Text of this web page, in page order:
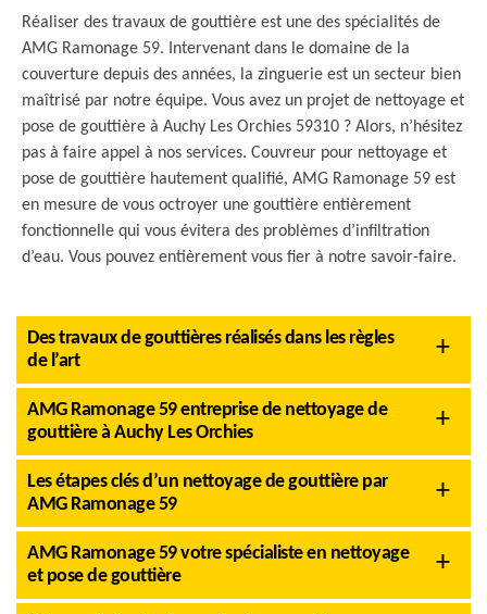
Réaliser des travaux de gouttière est une des spécialités de
AMG Ramonage 59. Intervenant dans le domaine de la
couverture depuis des années, la zinguerie est un secteur bien
maîtrisé par notre équipe. Vous avez un projet de nettoyage et
pose de gouttière à Auchy Les Orchies 59310 ? Alors, n’hésitez
pas à faire appel à nos services. Couvreur pour nettoyage et
pose de gouttière hautement qualifié, AMG Ramonage 59 est
en mesure de vous octroyer une gouttière entièrement
fonctionnelle qui vous évitera des problèmes d’infiltration
d’eau. Vous pouvez entièrement vous fier à notre savoir-faire.
Des travaux de gouttières réalisés dans les règles
de l’art
AMG Ramonage 59 entreprise de nettoyage de
gouttière à Auchy Les Orchies
Les étapes clés d’un nettoyage de gouttière par
AMG Ramonage 59
AMG Ramonage 59 votre spécialiste en nettoyage
et pose de gouttière